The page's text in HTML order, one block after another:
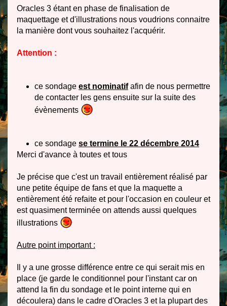
Oracles 3 étant en phase de finalisation de
maquettage et d'illustrations nous voudrions connaitre
la manière dont vous souhaitez l'acquérir.
Attention :
ce sondage est nominatifafin de nous permettre
de contacter les gens ensuite sur la suite des
évènements
ce sondage se termine le 22 décembre 2014
Merci d'avance à toutes et tous
Je précise que c'est un travail entièrement réalisé par
une petite équipe de fans et que la maquette a
entièrement été refaite et pour l'occasion en couleur et
est quasiment terminée on attends aussi quelques
illustrations
Autre point important :
Il y a une grosse différence entre ce qui serait mis en
place (je garde le conditionnel pour l'instant car on
attend la fin du sondage et le point interne qui en
découlera) dans le cadre d'Oracles 3 et la plupart des